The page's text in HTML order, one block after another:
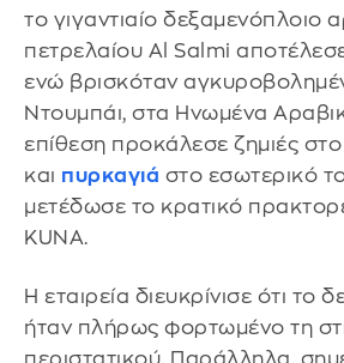
το γιγαντιαίο δεξαμενόπλοιο
πετρελαίου Al Salmi
ενώ βρισκόταν
Ντουμπάι, στα Ηνωμένα
επίθεση προκάλεσε ζημιές
και πυρκαγιά στο εσωτερικό
μετέδωσε το κρατικό
KUNA.
Η εταιρεία διευκρίνισε ότι το
ήταν πλήρως φορτωμένο τη